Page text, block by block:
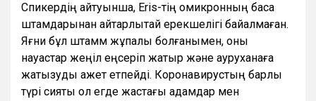
Спикердің айтуынша, Eris-тің омикронның басқа
штамдарынан айтарлықтай ерекшелігі байқалмаған.
Яғни бұл штамм жұқпалы болғанымен, оны
науқастар жеңіл еңсеріп жатыр және ауруханаға
жатқызуды қажет етпейді. Коронавирустың барлық
түрі сияқты ол егде жастағы адамдар мен